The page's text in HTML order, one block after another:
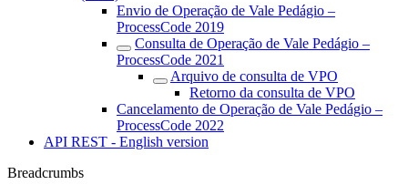
Envio de Operação de Vale Pedágio –
ProcessCode 2019
Consulta de Operação de Vale Pedágio –
ProcessCode 2021
Arquivo de consulta de VPO
Retorno da consulta de VPO
Cancelamento de Operação de Vale Pedágio –
ProcessCode 2022
API REST - English version
Breadcrumbs